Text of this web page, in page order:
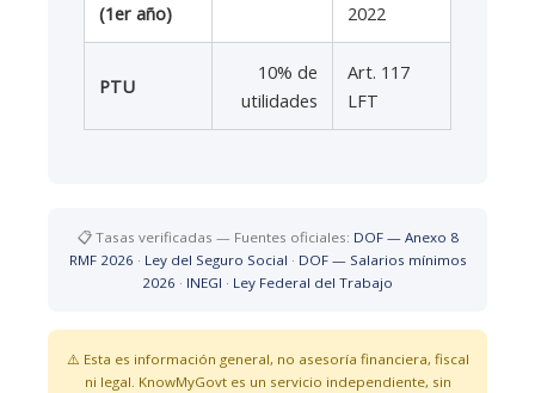
(1er año)
2022
PTU
10% de
utilidades
Art. 117
LFT
📋 Tasas verificadas — Fuentes oficiales: DOF — Anexo 8
RMF 2026 · Ley del Seguro Social · DOF — Salarios mínimos
2026 · INEGI · Ley Federal del Trabajo
⚠️ Esta es información general, no asesoría financiera, fiscal
ni legal. KnowMyGovt es un servicio independiente, sin